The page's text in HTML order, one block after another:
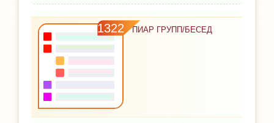
1322 ПИАР ГРУПП/БЕСЕД